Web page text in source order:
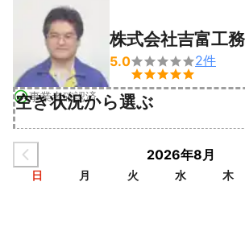
事業者確認済
株式会社吉富工
5.0

2件
空き状況から選ぶ
2026年8月
日 月 火 水 木